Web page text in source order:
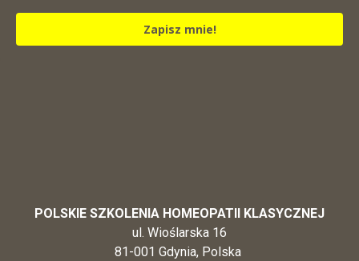
Zapisz mnie!
POLSKIE SZKOLENIA HOMEOPATII KLASYCZNEJ
ul. Wioślarska 16
81-001 Gdynia, Polska